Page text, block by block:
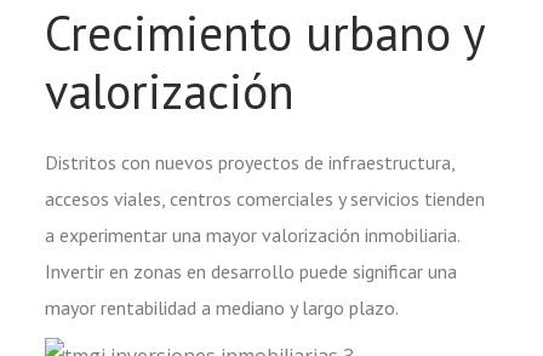
Crecimiento urbano y
valorización
Distritos con nuevos proyectos de infraestructura,
accesos viales, centros comerciales y servicios tienden
a experimentar una mayor valorización inmobiliaria.
Invertir en zonas en desarrollo puede significar una
mayor rentabilidad a mediano y largo plazo.